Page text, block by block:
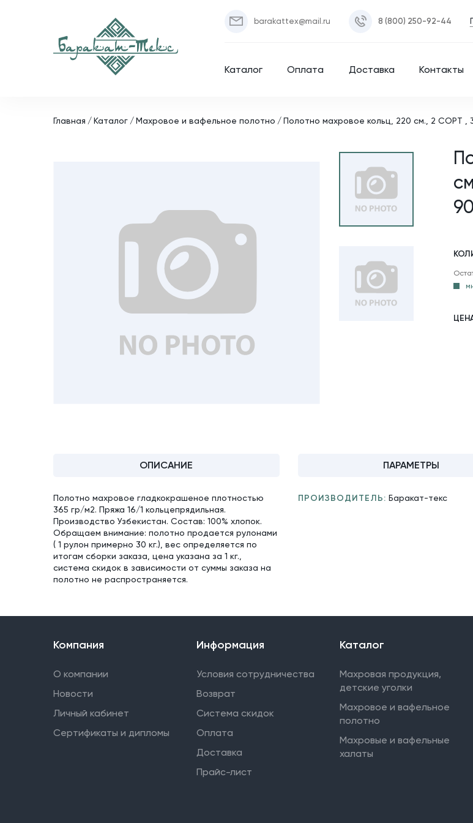
barakattex@mail.ru 8 (800) 250-92-44
Каталог Оплата Доставка Контакты
Главная Каталог Махровое и вафельное полотно Полотно махровое кольц, 220 см., 2 СОРТ ,
ОПИСАНИЕ
Полотно махровое гладкокрашеное плотностью
365 гр/м2. Пряжа 16/1 кольцепрядильная.
Производство Узбекистан. Состав: 100% хлопок.
Обращаем внимание: полотно продается рулонами
( 1 рулон примерно 30 кг.), вес определяется по
итогам сборки заказа, цена указана за 1 кг.,
система скидок в зависимости от суммы заказа на
полотно не распространяется.
ПАРАМЕТРЫ
ПРОИЗВОДИТЕЛЬ: Баракат-текс
Компания
О компании
Новости
Личный кабинет
Сертификаты и дипломы
Информация
Условия сотрудничества
Возврат
Система скидок
Оплата
Доставка
Прайс-лист
Каталог
Махровая продукция,
детские уголки
Махровое и вафельное
полотно
Махровые и вафельные
халаты